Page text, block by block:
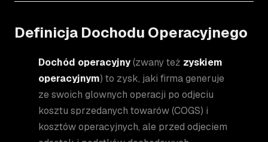
Definicja Dochodu Operacyjnego
Dochód operacyjny(zwany też zyskiem
operacyjnym) to zysk, jaki firma generuje
ze swoich glownych operacji po odjeciu
kosztu sprzedanych towarów (COGS) i
kosztów operacyjnych, ale przed odjeciem